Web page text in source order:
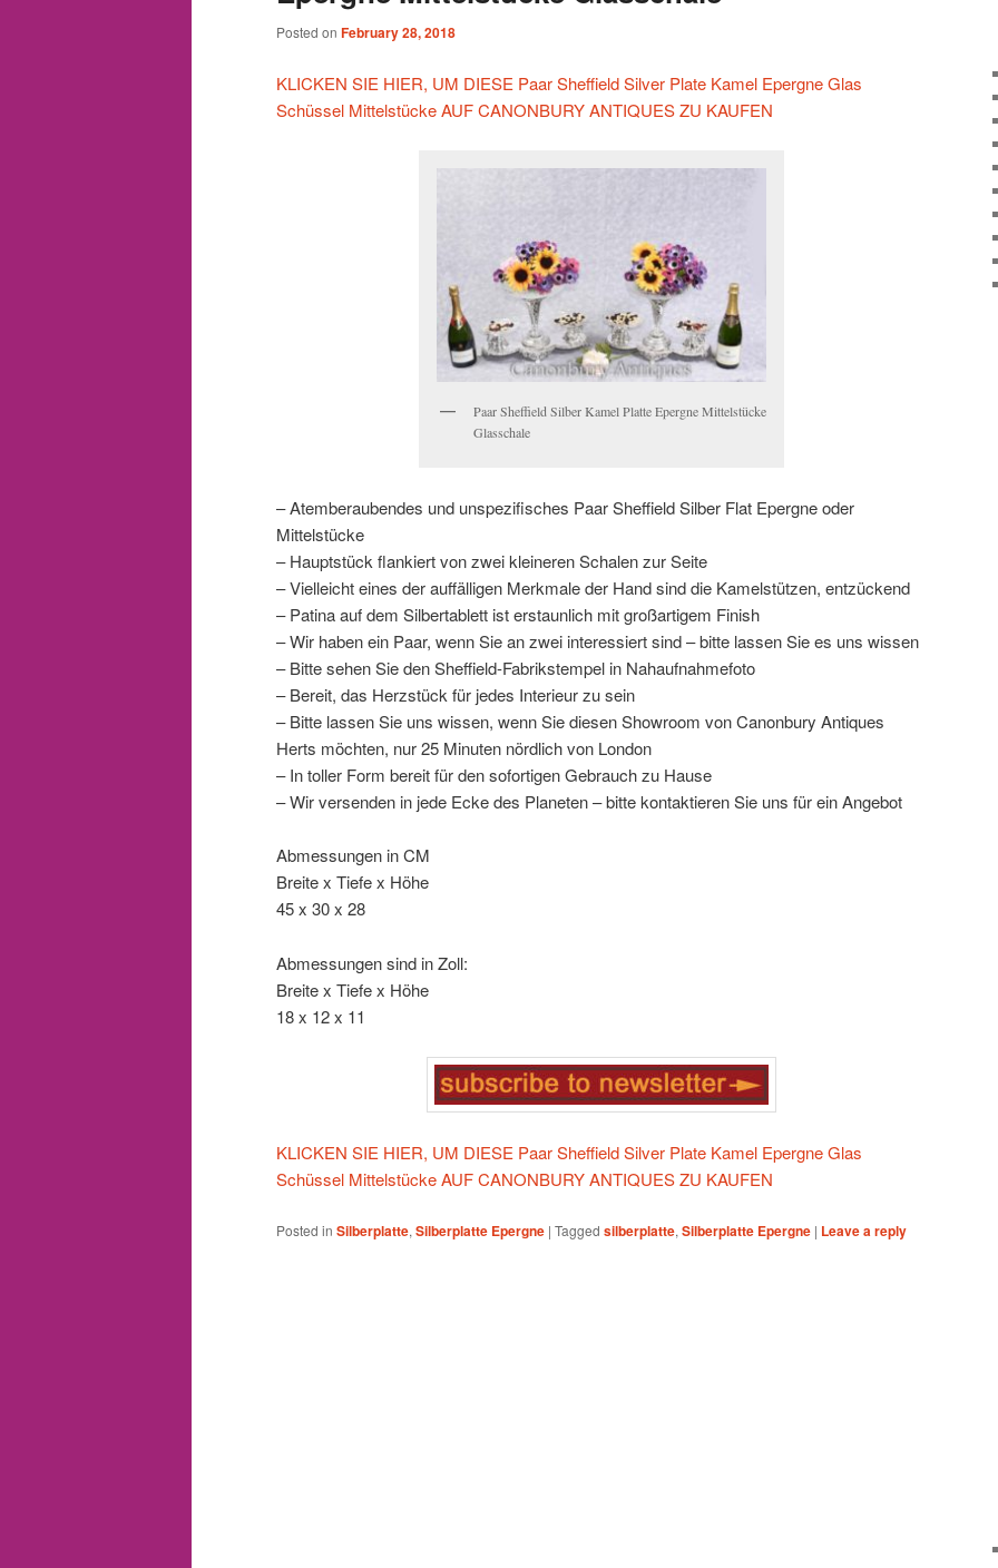
Posted on February 28, 2018
KLICKEN SIE HIER, UM DIESE Paar Sheffield Silver Plate Kamel Epergne Glas
Schüssel Mittelstücke AUF CANONBURY ANTIQUES ZU KAUFEN
Paar Sheffield Silber Kamel Platte Epergne Mittelstücke
Glasschale
– Atemberaubendes und unspezifisches Paar Sheffield Silber Flat Epergne oder
Mittelstücke
– Hauptstück flankiert von zwei kleineren Schalen zur Seite
– Vielleicht eines der auffälligen Merkmale der Hand sind die Kamelstützen, entzückend
– Patina auf dem Silbertablett ist erstaunlich mit großartigem Finish
– Wir haben ein Paar, wenn Sie an zwei interessiert sind – bitte lassen Sie es uns wissen
– Bitte sehen Sie den Sheffield-Fabrikstempel in Nahaufnahmefoto
– Bereit, das Herzstück für jedes Interieur zu sein
– Bitte lassen Sie uns wissen, wenn Sie diesen Showroom von Canonbury Antiques
Herts möchten, nur 25 Minuten nördlich von London
– In toller Form bereit für den sofortigen Gebrauch zu Hause
– Wir versenden in jede Ecke des Planeten – bitte kontaktieren Sie uns für ein Angebot
Abmessungen in CM
Breite x Tiefe x Höhe
45 x 30 x 28
Abmessungen sind in Zoll:
Breite x Tiefe x Höhe
18 x 12 x 11
KLICKEN SIE HIER, UM DIESE Paar Sheffield Silver Plate Kamel Epergne Glas
Schüssel Mittelstücke AUF CANONBURY ANTIQUES ZU KAUFEN
Posted in Silberplatte, Silberplatte Epergne | Tagged silberplatte, Silberplatte Epergne | Leave a reply